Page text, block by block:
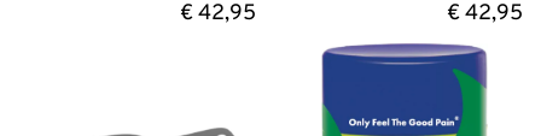
€42,95 €42,95